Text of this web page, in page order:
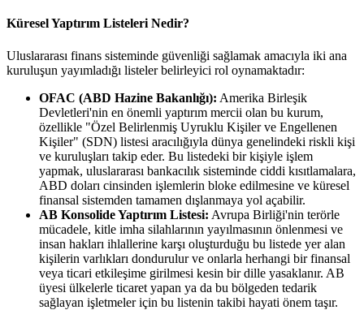
Küresel Yaptırım Listeleri Nedir?
Uluslararası finans sisteminde güvenliği sağlamak amacıyla iki ana
kuruluşun yayımladığı listeler belirleyici rol oynamaktadır:
OFAC (ABD Hazine Bakanlığı): Amerika Birleşik
Devletleri'nin en önemli yaptırım mercii olan bu kurum,
özellikle "Özel Belirlenmiş Uyruklu Kişiler ve Engellenen
Kişiler" (SDN) listesi aracılığıyla dünya genelindeki riskli kişi
ve kuruluşları takip eder. Bu listedeki bir kişiyle işlem
yapmak, uluslararası bankacılık sisteminde ciddi kısıtlamalara,
ABD doları cinsinden işlemlerin bloke edilmesine ve küresel
finansal sistemden tamamen dışlanmaya yol açabilir.
AB Konsolide Yaptırım Listesi: Avrupa Birliği'nin terörle
mücadele, kitle imha silahlarının yayılmasının önlenmesi ve
insan hakları ihlallerine karşı oluşturduğu bu listede yer alan
kişilerin varlıkları dondurulur ve onlarla herhangi bir finansal
veya ticari etkileşime girilmesi kesin bir dille yasaklanır. AB
üyesi ülkelerle ticaret yapan ya da bu bölgeden tedarik
sağlayan işletmeler için bu listenin takibi hayati önem taşır.